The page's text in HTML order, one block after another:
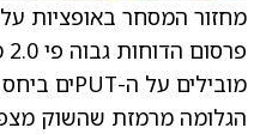
מחזור המסחר באופציות על Airbnb (